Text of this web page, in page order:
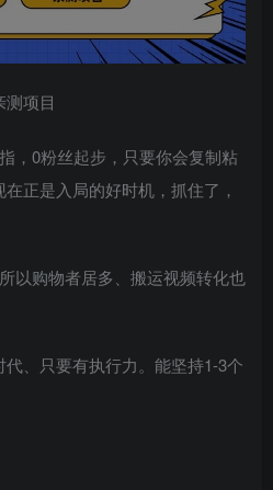
项目
，0粉丝起步，只要你会复制粘
正是入局的好时机，抓住了，
以购物者居多、搬运视频转化也
代、只要有执行力。能坚持1-3个